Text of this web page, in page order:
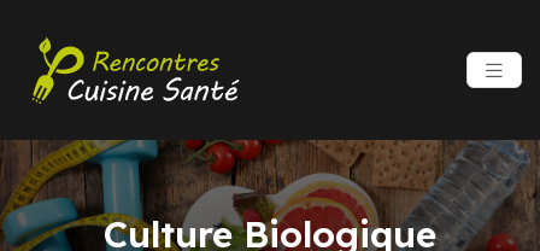
Culture Biologique